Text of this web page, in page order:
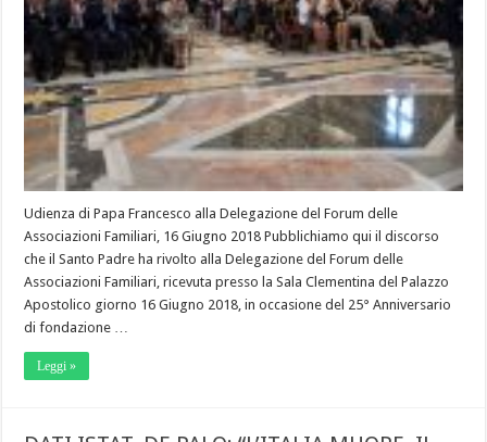
Udienza di Papa Francesco alla Delegazione del Forum delle
Associazioni Familiari, 16 Giugno 2018 Pubblichiamo qui il discorso
che il Santo Padre ha rivolto alla Delegazione del Forum delle
Associazioni Familiari, ricevuta presso la Sala Clementina del Palazzo
Apostolico giorno 16 Giugno 2018, in occasione del 25° Anniversario
di fondazione …
Leggi »